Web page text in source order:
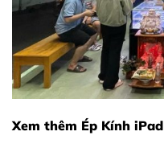
Xem thêm Ép Kính iPad